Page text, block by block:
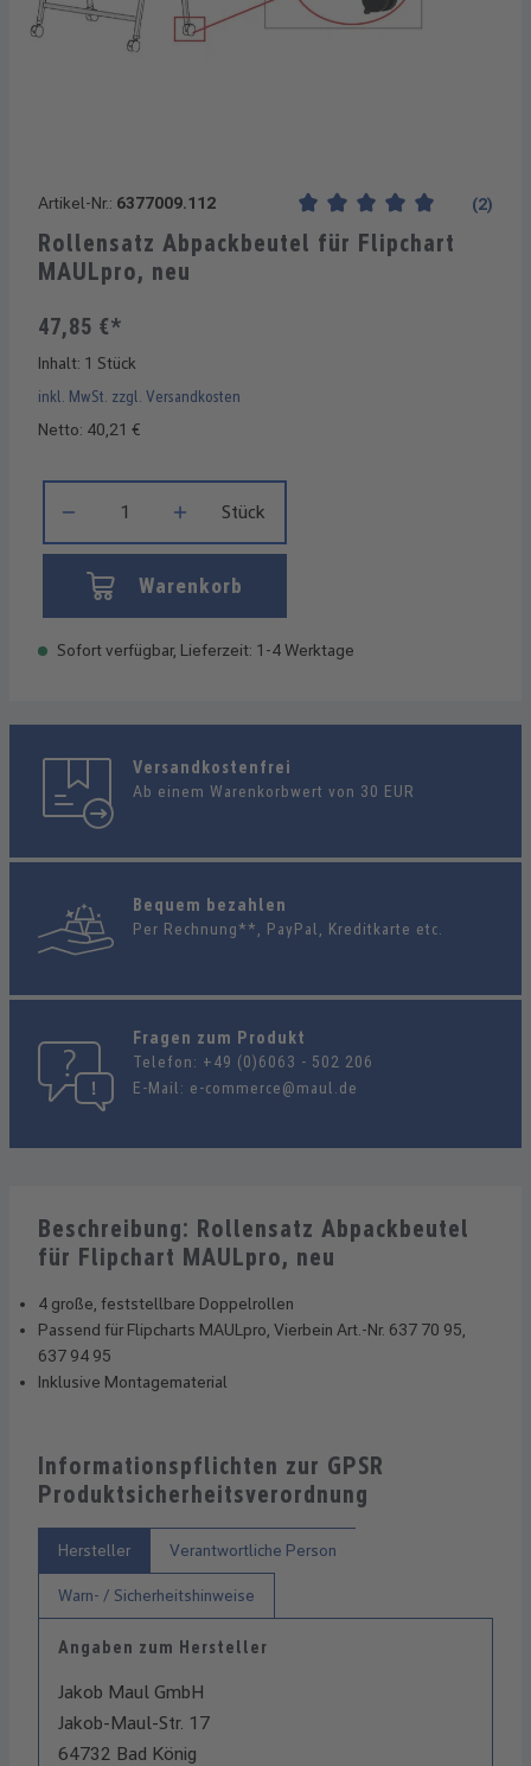
Artikel-Nr.: 6377009.112
Durchschnittliche
(2)
Rollensatz Abpackbeutel für Flipchart
MAULpro, neu
47,85 €*
Inhalt: 1 Stück
inkl. MwSt. zzgl. Versandkosten
Netto: 40,21 €
Stück
Warenkorb
Sofort verfügbar, Lieferzeit: 1-4 Werktage
Versandkostenfrei
Ab einem Warenkorbwert von 30 EUR
Bequem bezahlen
Per Rechnung**, PayPal, Kreditkarte etc.
Fragen zum Produkt
Telefon: +49 (0)6063 - 502 206
E-Mail: e-commerce@maul.de
Beschreibung: Rollensatz Abpackbeutel
für Flipchart MAULpro, neu
4 große, feststellbare Doppelrollen
Passend für Flipcharts MAULpro, Vierbein Art.-Nr. 637 70 95,
637 94 95
Inklusive Montagematerial
Informationspflichten zur GPSR
Produktsicherheitsverordnung
Hersteller Verantwortliche Person
Warn- / Sicherheitshinweise
Angaben zum Hersteller
Jakob Maul GmbH
Jakob-Maul-Str. 17
64732 Bad König